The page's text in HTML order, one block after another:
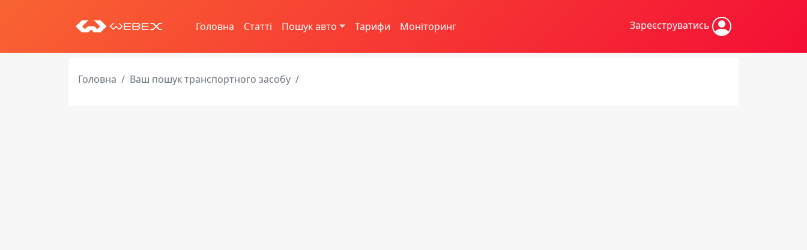
Головна Статті Пошук авто Тарифи Моніторинг Зареєструватись
Головна Ваш пошук транспортного засобу